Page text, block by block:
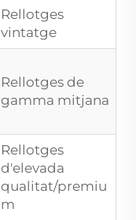
Rellotges
vintatge
Rellotges de
gamma mitjana
Rellotges
d'elevada
qualitat/premiu
m